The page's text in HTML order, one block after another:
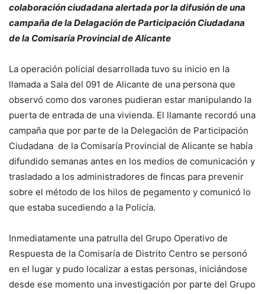
colaboración ciudadana alertada por la difusión de una
campaña de la Delagación de Participación Ciudadana
de la Comisaría Provincial de Alicante
La operación policial desarrollada tuvo su inicio en la
llamada a Sala del 091 de Alicante de una persona que
observó como dos varones pudieran estar manipulando la
puerta de entrada de una vivienda. El llamante recordó una
campaña que por parte de la Delegación de Participación
Ciudadana de la Comisaría Provincial de Alicante se había
difundido semanas antes en los medios de comunicación y
trasladado a los administradores de fincas para prevenir
sobre el método de los hilos de pegamento y comunicó lo
que estaba sucediendo a la Policía.
Inmediatamente una patrulla del Grupo Operativo de
Respuesta de la Comisaría de Distrito Centro se personó
en el lugar y pudo localizar a estas personas, iniciándose
desde ese momento una investigación por parte del Grupo